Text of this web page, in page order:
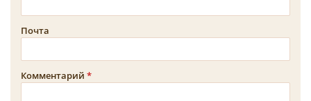
Почта
Комментарий